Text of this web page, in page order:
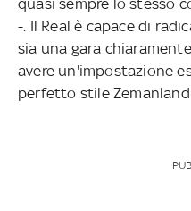
-. Il Real è capace di
sia una gara
avere un'impostazione
perfetto stile